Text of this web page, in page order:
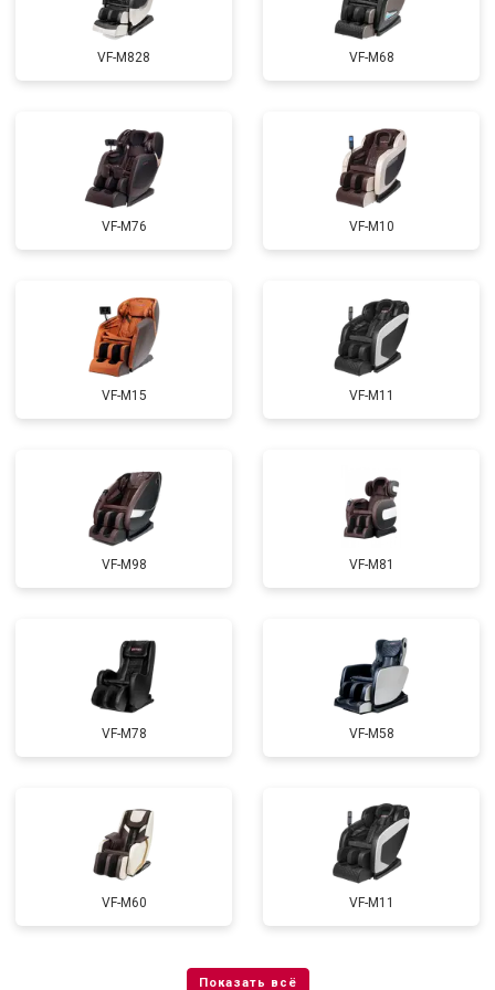
Ремонт электропроводки от 3900 ₽
Ремонт сканера от 4800 ₽ Заказать
Замена сетевого трансформатора от 4500 ₽ Заказать
Ремонт микро-лифта
VF-M828 VF-M68
VF-M76 VF-M10
VF-M15 VF-M11
VF-M98 VF-M81
VF-M78 VF-M58
VF-M60 VF-M11